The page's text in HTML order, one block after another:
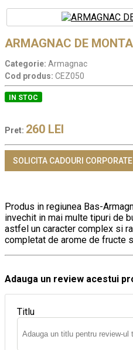
ARMAGNAC DE
Categorie: Armagnac
Cod produs: CEZ050
IN STOC
Pret: 260 LEI
SOLICITA CADOURI CORPORATE
Produs in regiunea Bas-
invechit in mai multe tipuri de
astfel un caracter complex si
completat de arome de fructe
Adauga un review acestui
Titlu